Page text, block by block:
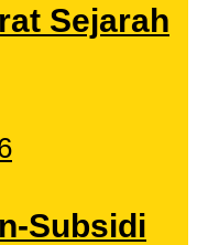
Sejarah
Subsidi